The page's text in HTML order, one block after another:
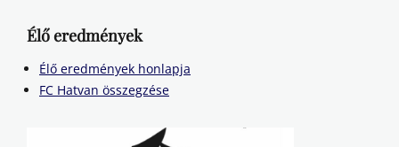
Élő eredmények
Élő eredmények honlapja
FC Hatvan összegzése